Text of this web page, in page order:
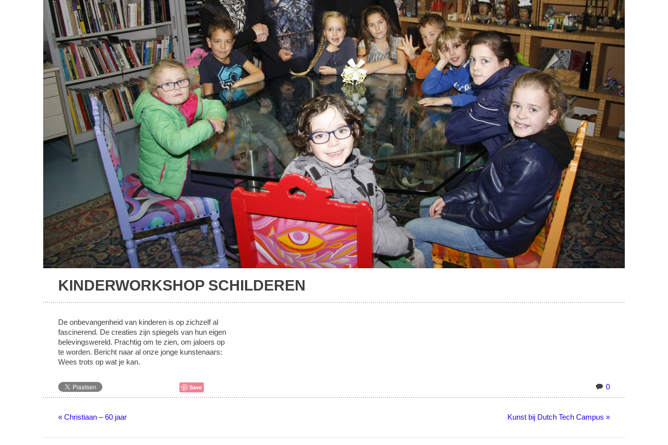
KINDERWORKSHOP SCHILDEREN
De onbevangenheid van kinderen is op zichzelf al
fascinerend. De creaties zijn spiegels van hun eigen
belevingswereld. Prachtig om te zien, om jaloers op
te worden. Bericht naar al onze jonge kunstenaars:
Wees trots op wat je kan.
Save 0
« Christiaan – 60 jaar Kunst bij Dutch Tech Campus »